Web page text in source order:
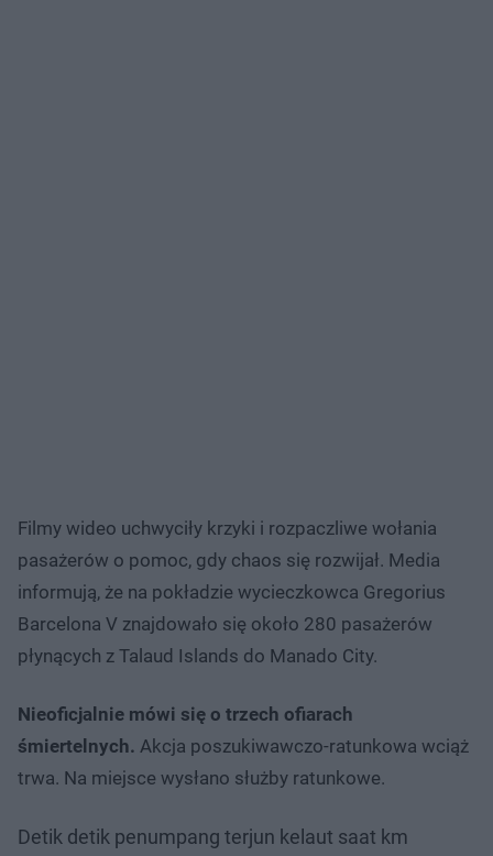
Filmy wideo uchwyciły krzyki i rozpaczliwe wołania
pasażerów o pomoc, gdy chaos się rozwijał. Media
informują, że na pokładzie wycieczkowca Gregorius
Barcelona V znajdowało się około 280 pasażerów
płynących z Talaud Islands do Manado City.
Nieoficjalnie mówi się o trzech ofiarach
śmiertelnych. Akcja poszukiwawczo-ratunkowa wciąż
trwa. Na miejsce wysłano służby ratunkowe.
Detik detik penumpang terjun kelaut saat km